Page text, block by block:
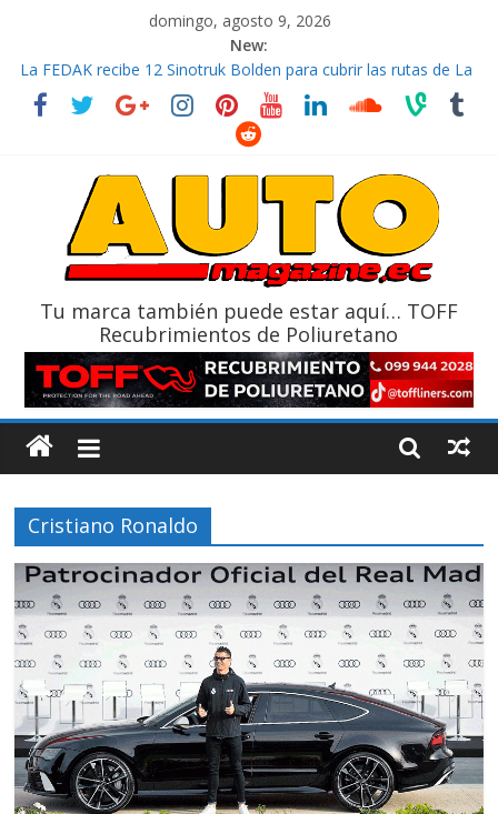
domingo, agosto 9, 2026
New:
La FEDAK recibe 12 Sinotruk Bolden para cubrir las rutas de La
Vuelta
El costo de tener un vehículo gana protagonismo a la hora de
¿Qué puede pasar con tu vehículo si permanece varios días sin
La Vuelta al Ecuador 2026, edición 47ª, recorre 7 provincias en 8
Tu marca también puede estar aquí… TOFF
Recubrimientos de Poliuretano
Cristiano Ronaldo